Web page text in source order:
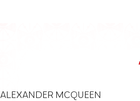
ALEXANDER MCQUEEN